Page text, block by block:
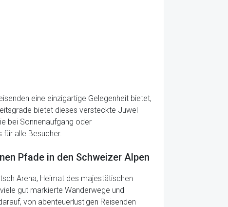
eine einzigartige Gelegenheit bietet,
bietet dieses versteckte Juwel
bei Sonnenaufgang oder
für alle Besucher.
Pfade in den Schweizer Alpen
Arena, Heimat des majestätischen
gut markierte Wanderwege und
von abenteuerlustigen Reisenden